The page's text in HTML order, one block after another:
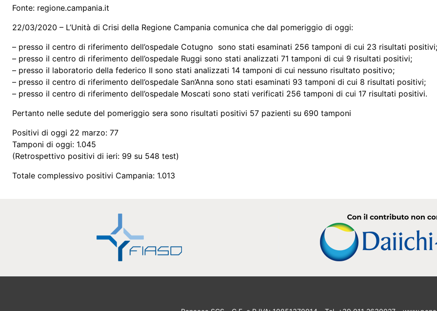
Fonte: regione.campania.it
22/03/2020 – L’Unità di Crisi della Regione Campania comunica che dal pomeriggio di oggi:
– presso il centro di riferimento dell’ospedale Cotugno sono stati esaminati 256 tamponi di cui 23 risultati
– presso il centro di riferimento dell’ospedale Ruggi sono stati analizzati 71 tamponi di cui 9 risultati positivi;
– presso il laboratorio della federico II sono stati analizzati 14 tamponi di cui nessuno risultato positivo;
– presso il centro di riferimento dell’ospedale San’Anna sono stati esaminati 93 tamponi di cui 8 risultati positivi;
– presso il centro di riferimento dell’ospedale Moscati sono stati verificati 256 tamponi di cui 17 risultati positivi.
Pertanto nelle sedute del pomeriggio sera sono risultati positivi 57 pazienti su 690 tamponi
Positivi di oggi 22 marzo: 77
Tamponi di oggi: 1.045
(Retrospettivo positivi di ieri: 99 su 548 test)
Totale complessivo positivi Campania: 1.013